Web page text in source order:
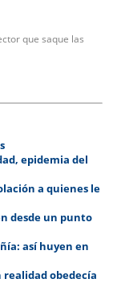
que saque las
epidemia del
a quienes le
desde un punto
así huyen en
realidad obedecía